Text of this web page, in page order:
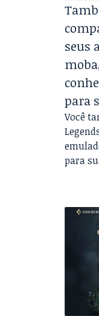
seus
para
Você
para